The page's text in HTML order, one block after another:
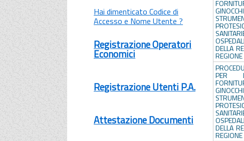
Hai dimenticato Codice di
Accesso e Nome Utente ?
Registrazione Operatori
Economici
Registrazione Utenti P.A.
Attestazione Documenti
DELLA
PER
DELLA